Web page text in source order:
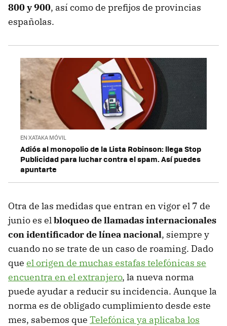
800 y 900, así como de prefijos de provincias
españolas.
EN XATAKA MÓVIL
Adiós al monopolio de la Lista Robinson: llega Stop
Publicidad para luchar contra el spam. Así puedes
apuntarte
Otra de las medidas que entran en vigor el 7 de
junio es elbloqueo de llamadas internacionales
con identificador de línea nacional, siempre y
cuando no se trate de un caso de roaming. Dado
que el origen de muchas estafas telefónicas se
encuentra en el extranjero, la nueva norma
puede ayudar a reducir su incidencia. Aunque la
norma es de obligado cumplimiento desde este
mes, sabemos que Telefónica ya aplicaba los